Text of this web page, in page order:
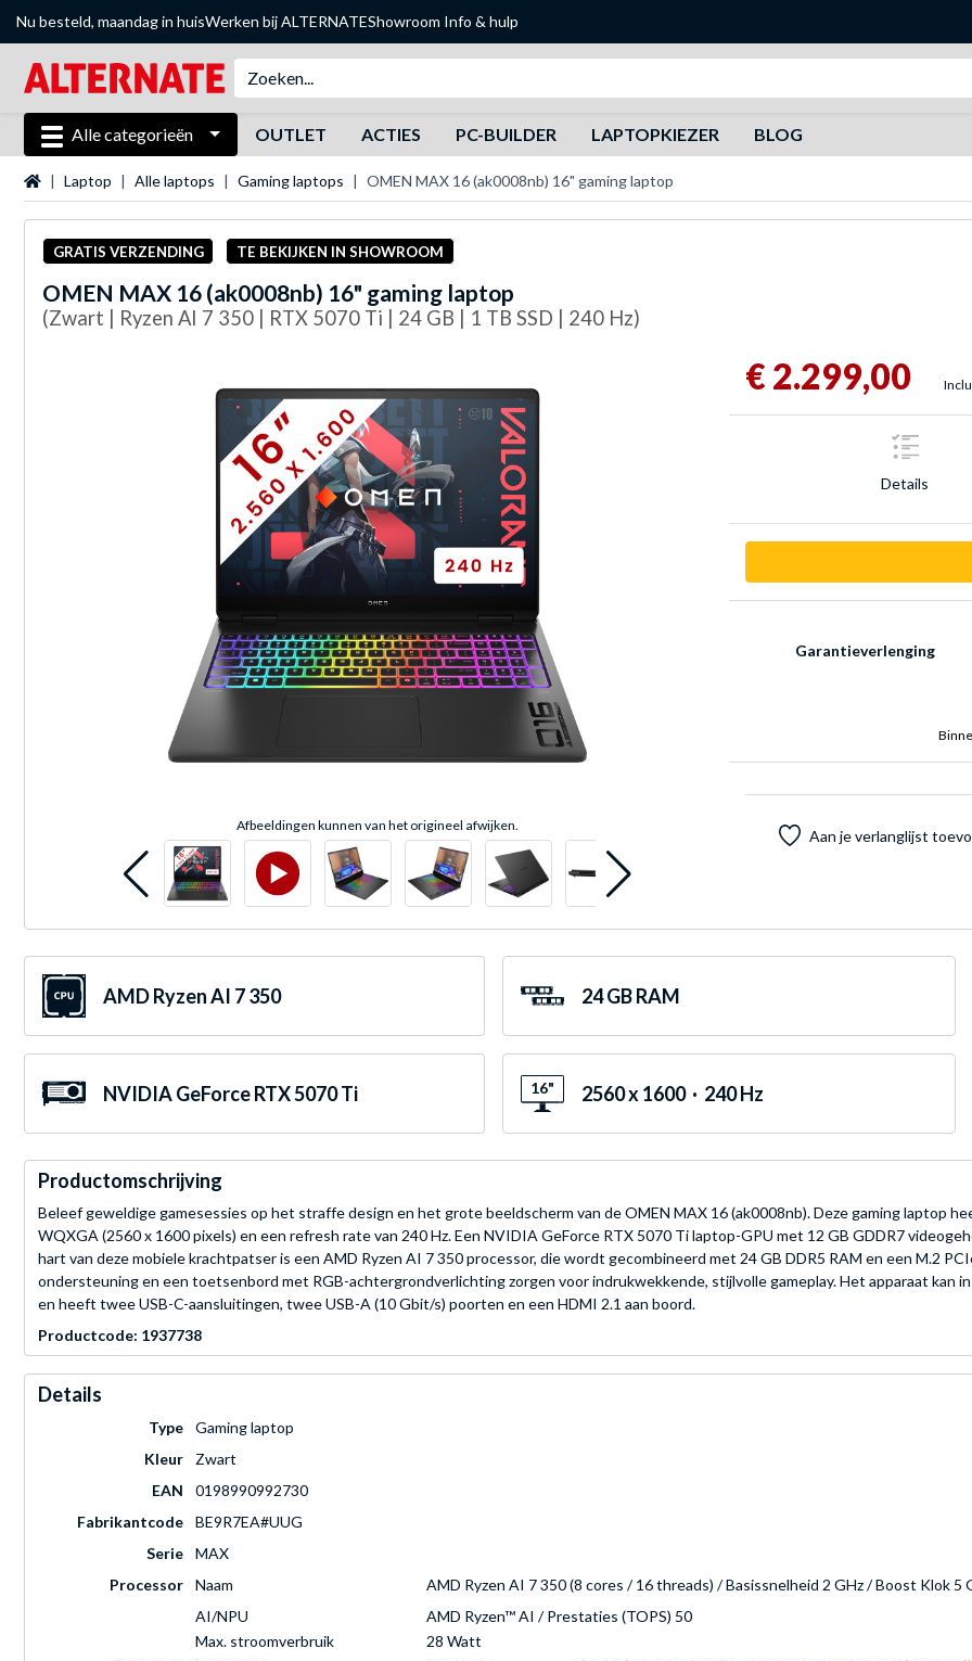
Nu besteld, maandag in huisWerken bij ALTERNATEShowroom Info & hulp
Alle categorieën OUTLET ACTIES PC-BUILDER LAPTOPKIEZER BLOG
Startpagina
Laptop Alle laptops Gaming laptops OMEN MAX 16 (ak0008nb) 16" gaming laptop
GRATIS VERZENDING TE BEKIJKEN IN SHOWROOM
OMEN MAX 16 (ak0008nb) 16" gaming laptop
(Zwart | Ryzen AI 7 350 | RTX 5070 Ti | 24 GB | 1 TB SSD | 240 Hz)
Afbeeldingen kunnen van het origineel afwijken.
€ 2.299,00
Details
Garantieverlenging
Aan je verlanglijst
AMD Ryzen AI 7 350 24 GB RAM
NVIDIA GeForce RTX 5070 Ti 16" 2560 x 1600 · 240 Hz
Productomschrijving
Beleef geweldige gamesessies op het straffe design en het grote beeldscherm van de OMEN MAX 16 (ak0008nb). Deze gaming laptop
WQXGA (2560 x 1600 pixels) en een refresh rate van 240 Hz. Een NVIDIA GeForce RTX 5070 Ti laptop-GPU met 12 GB GDDR7
hart van deze mobiele krachtpatser is een AMD Ryzen AI 7 350 processor, die wordt gecombineerd met 24 GB DDR5 RAM en een M.2
ondersteuning en een toetsenbord met RGB-achtergrondverlichting zorgen voor indrukwekkende, stijlvolle gameplay. Het apparaat kan
en heeft twee USB-C-aansluitingen, twee USB-A (10 Gbit/s) poorten en een HDMI 2.1 aan boord.
Productcode: 1937738
Details
Type
Gaming laptop
Kleur
Zwart
EAN
0198990992730
Fabrikantcode
BE9R7EA#UUG
Serie
MAX
Processor
Naam
AMD Ryzen AI 7 350 (8 cores / 16 threads) / Basissnelheid 2 GHz / Boost Klok 5
AI/NPU
AMD Ryzen™ AI / Prestaties (TOPS) 50
Max. stroomverbruik
28 Watt